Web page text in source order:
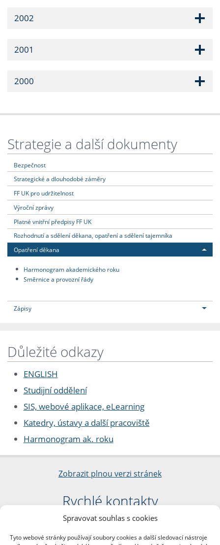
Spravovat souhlas s cookies
Tyto webové stránky používají soubory cookies a další sledovací nástroje
2002
2001
2000
Strategie a další dokumenty
Bezpečnost
Strategické a dlouhodobé záměry
FF UK pro udržitelnost
Výroční zprávy
Platné vnitřní předpisy FF UK
Rozhodnutí a sdělení děkana, opatření a sdělení tajemníka
Opatření děkana
Harmonogram akademického roku
Směrnice a provozní řády
Zápisy
Důležité odkazy
ENGLISH
Studijní oddělení
SIS, webové aplikace, eLearning
Katedry, ústavy a další pracoviště
Harmonogram ak. roku
Zobrazit plnou verzi stránek
Rychlé kontakty
Filozofická fakulta
nám. Jana Palacha 1/2